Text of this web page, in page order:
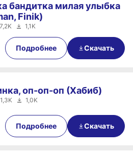
00:31
бандитка милая улыбка
Finik)
1,1K
Подробнее Скачать
00:38
оп-оп-оп (Хабиб)
1,0K
Подробнее Скачать